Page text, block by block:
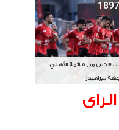
1897
من قائمة الأهلي
بيراميدز